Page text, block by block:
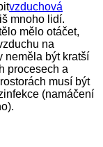
vzduchová
mnoho lidí.
mělo otáčet,
na
neměla být kratší
procesech a
musí být
(namáčení